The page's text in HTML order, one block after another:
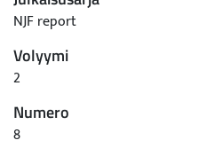
NJF report
Volyymi
2
Numero
8